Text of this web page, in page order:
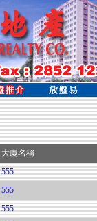
大廈名稱
555
555
555